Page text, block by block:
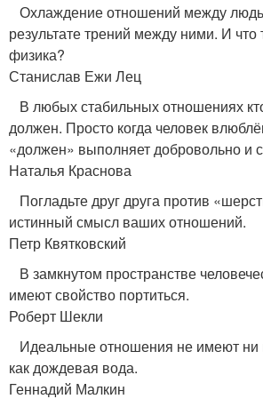
Охлаждение отношений между
результате трений между ними. И
физика?
Станислав Ежи Лец
В любых стабильных отношениях
должен. Просто когда человек
«должен» выполняет добровольно и
Наталья Краснова
Погладьте друг друга против
истинный смысл ваших отношений.
Петр Квятковский
В замкнутом пространстве
имеют свойство портиться.
Роберт Шекли
Идеальные отношения не имеют ни
как дождевая вода.
Геннадий Малкин